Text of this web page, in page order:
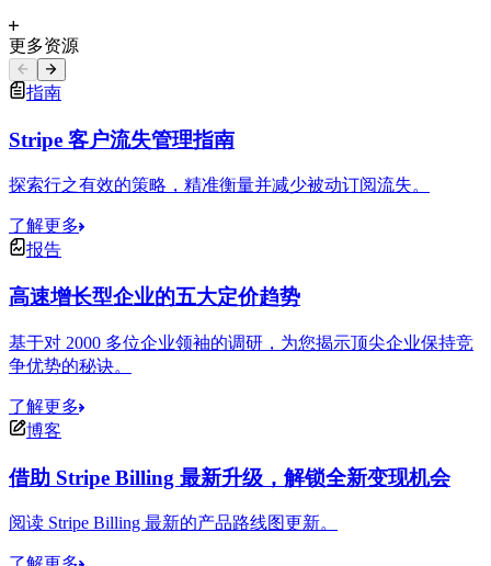
更多资源
指南
Stripe 客户流失管理指南
探索行之有效的策略，精准衡量并减少被动订阅流失。
了解更多
报告
高速增长型企业的五大定价趋势
基于对 2000 多位企业领袖的调研，为您揭示顶尖企业保持竞
争优势的秘诀。
了解更多
博客
借助 Stripe Billing 最新升级，解锁全新变现机会
阅读 Stripe Billing 最新的产品路线图更新。